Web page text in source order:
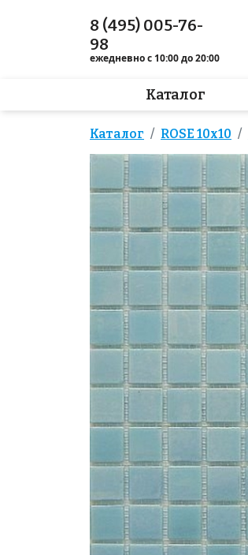
8 (495) 005-76-
98
ежедневно с 10:00 до 20:00
Каталог
Каталог ROSE 10x10